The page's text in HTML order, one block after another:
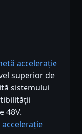
accelerație
superior de
sistemului
48V.
accelerație